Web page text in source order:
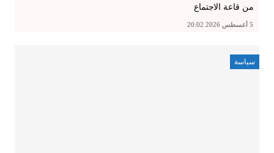
من قاعة الاجتماع
5 أغسطس 2026 20:02
سياسة